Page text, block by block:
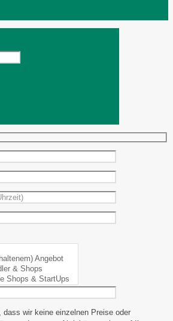
wir keine einzelnen Preise oder